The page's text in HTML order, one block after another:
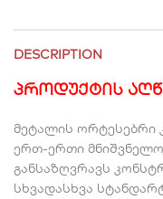
DESCRIPTION
პროდუქტის
მეტალის ორტესებრი
ერთ-ერთი
განსაზღვრავს
სხვადასხვა